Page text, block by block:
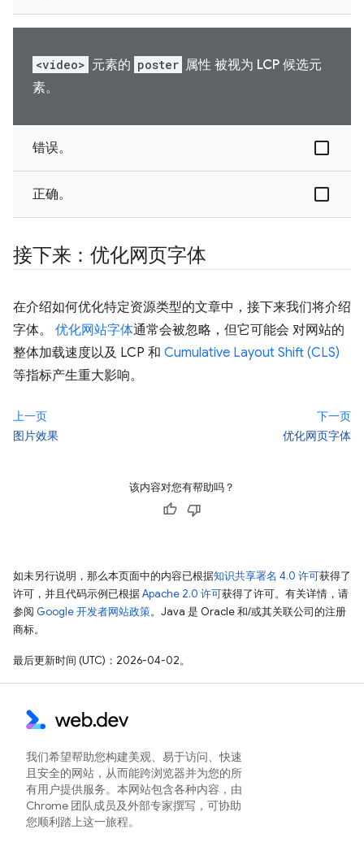
<video> 元素的 poster 属性 被视为 LCP 候选元
素。
错误。
正确。
接下来：优化网页字体
在介绍如何优化特定资源类型的文章中，接下来我们将介绍
字体。 优化网站字体通常会被忽略，但它可能会 对网站的
整体加载速度以及 LCP 和 Cumulative Layout Shift (CLS)
等指标产生重大影响。
上一页
图片效果
下一页
优化网页字体
该内容对您有帮助吗？
如未另行说明，那么本页面中的内容已根据知识共享署名 4.0 许可获得了
许可，并且代码示例已根据Apache 2.0 许可获得了许可。有关详情，请
参阅 Google 开发者网站政策。Java 是 Oracle 和/或其关联公司的注册
商标。
最后更新时间 (UTC)：2026-04-02。
我们希望帮助您构建美观、易于访问、快速
且安全的网站，从而能跨浏览器并为您的所
有用户提供服务。本网站包含各种内容，由
Chrome 团队成员及外部专家撰写，可协助
您顺利踏上这一旅程。